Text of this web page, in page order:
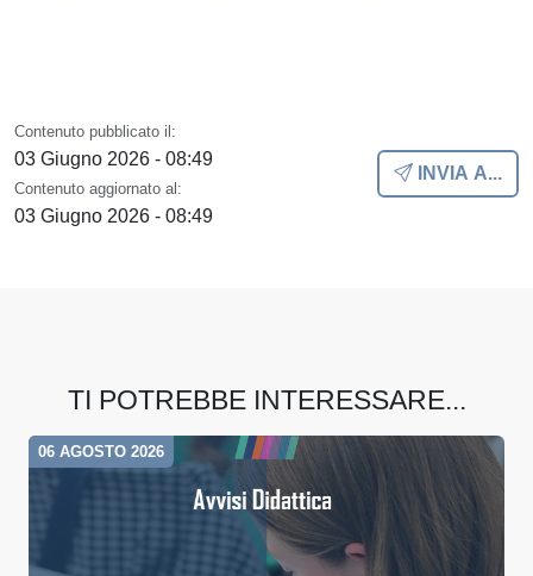
Contenuto pubblicato il:
03 Giugno 2026 - 08:49
Contenuto aggiornato al:
03 Giugno 2026 - 08:49
INVIA A...
TI POTREBBE INTERESSARE...
06 AGOSTO 2026